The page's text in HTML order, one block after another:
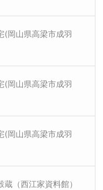
(岡山県高梁市成羽
(岡山県高梁市成羽
(岡山県高梁市成羽
（西江家資料館）